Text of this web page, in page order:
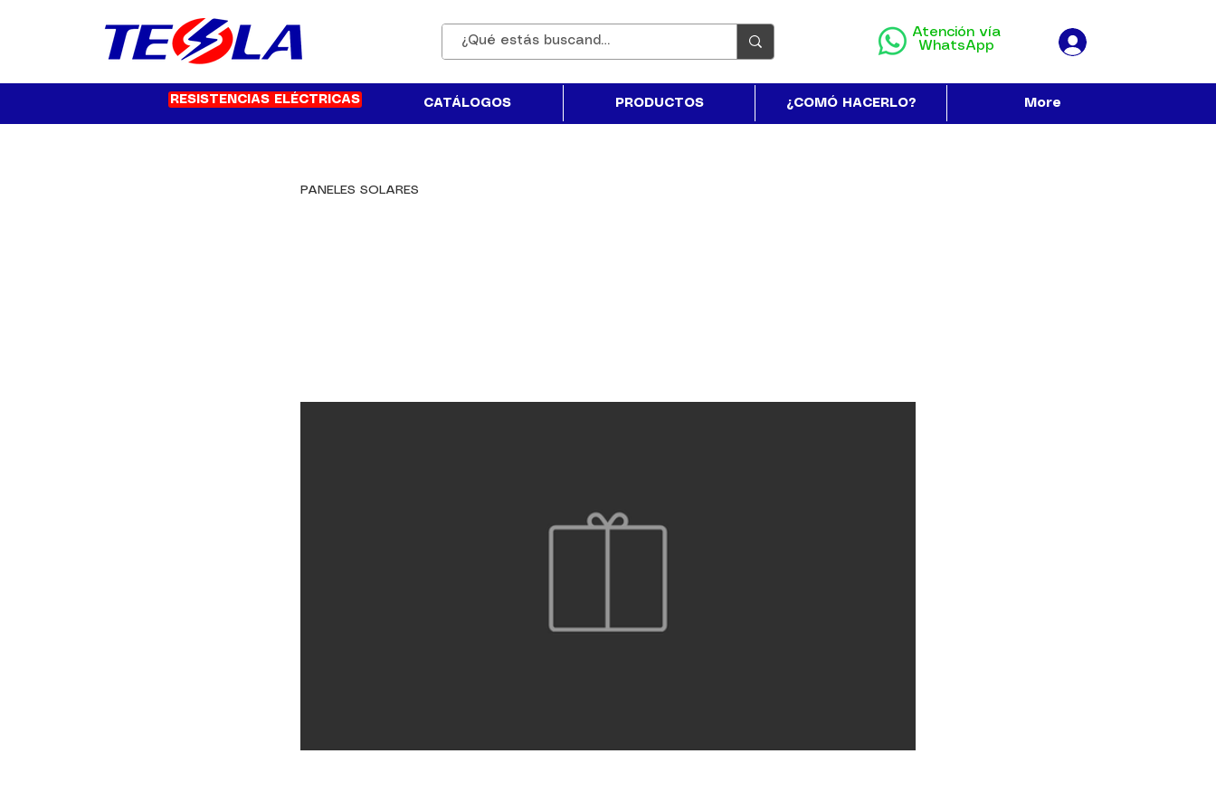
Atención vía
WhatsApp
RESISTENCIAS ELÉCTRICAS CATÁLOGOS PRODUCTOS ¿COMÓ HACERLO? More
PANELES SOLARES